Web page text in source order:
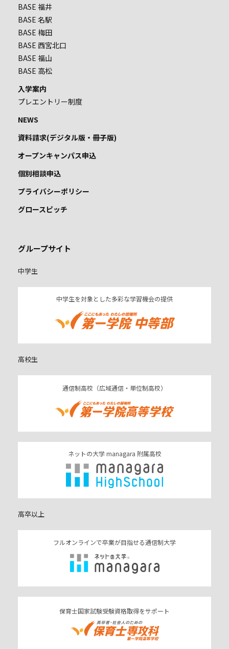
BASE 福井
BASE 名駅
BASE 梅田
BASE 西宮北口
BASE 福山
BASE 高松
入学案内
プレエントリー制度
NEWS
資料請求(デジタル版・冊子版)
オープンキャンパス申込
個別相談申込
プライバシーポリシー
グロースピッチ
グループサイト
中学生
中学生を対象とした多彩な学習機会の提供
高校生
通信制高校（広域通信・単位制高校）
ネットの大学 managara 附属高校
高卒以上
フルオンラインで卒業が目指せる通信制大学
保育士国家試験受験資格取得をサポート